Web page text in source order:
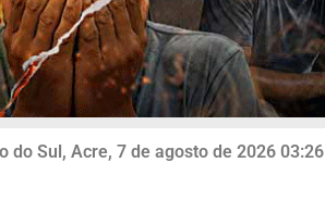
do Sul, Acre, 7 de agosto de 2026 03:26